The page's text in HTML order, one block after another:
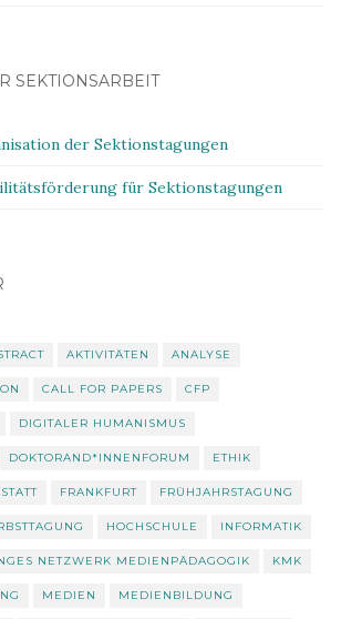
SEKTIONSARBEIT
der Sektionstagungen
für Sektionstagungen
AKTIVITÄTEN ANALYSE
CALL FOR PAPERS CFP
DIGITALER HUMANISMUS
DOKTORAND*INNENFORUM ETHIK
FRANKFURT FRÜHJAHRSTAGUNG
HOCHSCHULE INFORMATIK
NETZWERK MEDIENPÄDAGOGIK KMK
MEDIEN MEDIENBILDUNG